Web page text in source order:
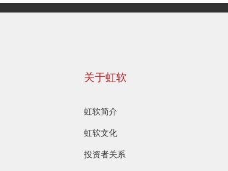
关于虹软
虹软简介
虹软文化
投资者关系